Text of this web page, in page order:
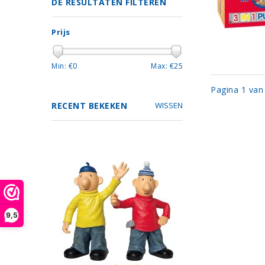
9,5
Pagina 1
Prijs
Min: €0 Max: €25
RECENT BEKEKEN WISSEN